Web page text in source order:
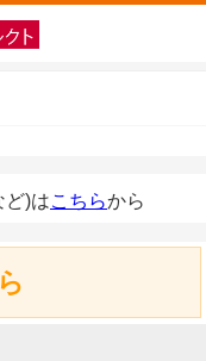
ど)はこちらから